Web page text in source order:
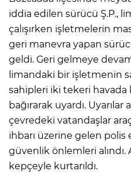
iddia edilen sürücü Ş.P.,
çalışırken işletmelerin
geri manevra yapan
geldi. Geri gelmeye
limandaki bir işletmenin
sahipleri iki tekeri
bağırarak uyardı.
çevredeki vatandaşlar
ihbarı üzerine gelen
güvenlik önlemleri
kepçeyle kurtarıldı.